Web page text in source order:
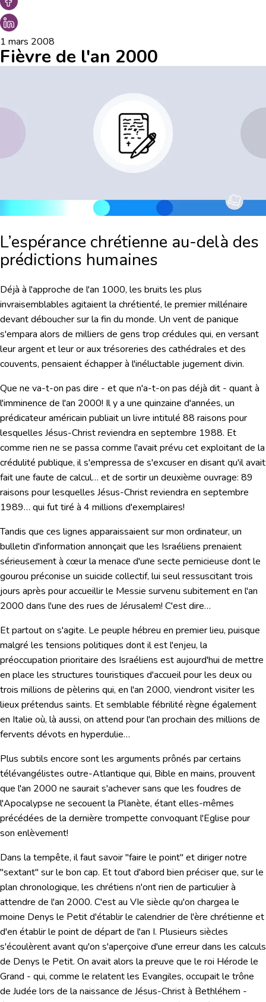
1 mars 2008
Fièvre de l'an 2000
L’espérance chrétienne au-delà des
prédictions humaines
Déjà à l'approche de l'an 1000, les bruits les plus
invraisemblables agitaient la chrétienté, le premier millénaire
devant déboucher sur la fin du monde. Un vent de panique
s'empara alors de milliers de gens trop crédules qui, en versant
leur argent et leur or aux trésoreries des cathédrales et des
couvents, pensaient échapper à l'inéluctable jugement divin.
Que ne va-t-on pas dire - et que n'a-t-on pas déjà dit - quant à
l'imminence de l'an 2000! Il y a une quinzaine d'années, un
prédicateur américain publiait un livre intitulé 88 raisons pour
lesquelles Jésus-Christ reviendra en septembre 1988. Et
comme rien ne se passa comme l'avait prévu cet exploitant de la
crédulité publique, il s'empressa de s'excuser en disant qu'il avait
fait une faute de calcul… et de sortir un deuxième ouvrage: 89
raisons pour lesquelles Jésus-Christ reviendra en septembre
1989… qui fut tiré à 4 millions d'exemplaires!
Tandis que ces lignes apparaissaient sur mon ordinateur, un
bulletin d'information annonçait que les Israéliens prenaient
sérieusement à cœur la menace d'une secte pernicieuse dont le
gourou préconise un suicide collectif, lui seul ressuscitant trois
jours après pour accueillir le Messie survenu subitement en l'an
2000 dans l'une des rues de Jérusalem! C'est dire…
Et partout on s'agite. Le peuple hébreu en premier lieu, puisque
malgré les tensions politiques dont il est l'enjeu, la
préoccupation prioritaire des Israéliens est aujourd'hui de mettre
en place les structures touristiques d'accueil pour les deux ou
trois millions de pèlerins qui, en l'an 2000, viendront visiter les
lieux prétendus saints. Et semblable fébrilité règne également
en Italie où, là aussi, on attend pour l'an prochain des millions de
fervents dévots en hyperdulie…
Plus subtils encore sont les arguments prônés par certains
télévangélistes outre-Atlantique qui, Bible en mains, prouvent
que l'an 2000 ne saurait s'achever sans que les foudres de
l'Apocalypse ne secouent la Planète, étant elles-mêmes
précédées de la dernière trompette convoquant l'Eglise pour
son enlèvement!
Dans la tempête, il faut savoir "faire le point" et diriger notre
"sextant" sur le bon cap. Et tout d'abord bien préciser que, sur le
plan chronologique, les chrétiens n'ont rien de particulier à
attendre de l'an 2000. C'est au VIe siècle qu'on chargea le
moine Denys le Petit d'établir le calendrier de l'ère chrétienne et
d'en établir le point de départ de l'an I. Plusieurs siècles
s'écoulèrent avant qu'on s'aperçoive d'une erreur dans les calculs
de Denys le Petit. On avait alors la preuve que le roi Hérode le
Grand - qui, comme le relatent les Evangiles, occupait le trône
de Judée lors de la naissance de Jésus-Christ à Bethléhem -